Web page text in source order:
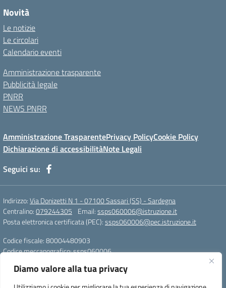
Diamo valore alla tua privacy
Novità
Le notizie
Le circolari
Calendario eventi
Amministrazione trasparente
Pubblicità legale
PNRR
NEWS PNRR
Amministrazione TrasparentePrivacy PolicyCookie Policy
Dichiarazione di accessibilitàNote Legali
Seguici su:
Indirizzo:Via Donizetti N 1 - 07100 Sassari (SS) - Sardegna
Centralino:079244305 Email:ssps060006@istruzione.it
Posta elettronica certificata (PEC):ssps060006@pec.istruzione.it
Codice fiscale: 80004480903
Codice meccanografico:ssps060006
Codice unico di fatturazione (CUF): UFZDAC